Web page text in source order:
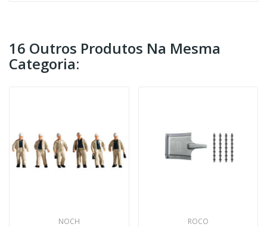
16 Outros Produtos Na Mesma
Categoria:
NOCH ROCO